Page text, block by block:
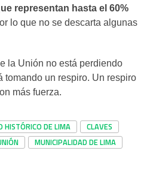
representan hasta el 60%
lo que no se descarta algunas
la Unión no está perdiendo
tomando un respiro. Un respiro
más fuerza.
HISTÓRICO DE LIMA
CLAVES
MUNICIPALIDAD DE LIMA